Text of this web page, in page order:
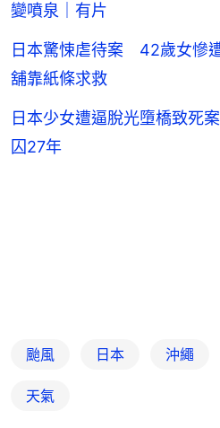
變噴泉｜有片
日本驚悚虐待案 42歲女慘
舖靠紙條求救
日本少女遭逼脫光墮橋致死
囚27年
颱風 日本 沖繩
天氣